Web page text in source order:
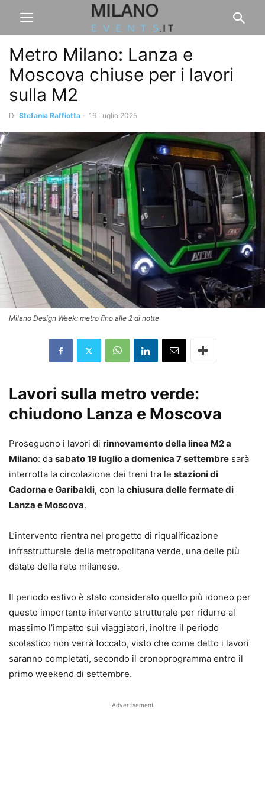
Metro Milano: Lanza e
Moscova chiuse per i lavori
sulla M2
Di Stefania Raffiotta - 16 Luglio 2025
Milano Design Week: metro fino alle 2 di notte
Lavori sulla metro verde:
chiudono Lanza e Moscova
Proseguono i lavori di rinnovamento della linea M2 a
Milano: da sabato 19 luglio a domenica 7 settembre sarà
interrotta la circolazione dei treni tra le stazioni di
Cadorna e Garibaldi, con la chiusura delle fermate di
Lanza e Moscova.
L’intervento rientra nel progetto di riqualificazione
infrastrutturale della metropolitana verde, una delle più
datate della rete milanese.
Il periodo estivo è stato considerato quello più idoneo per
questo importante intervento strutturale per ridurre al
massimo l’impatto sui viaggiatori, inoltre il periodo
scolastico non verrà toccato, visto che come detto i lavori
saranno completati, secondo il cronoprogramma entro il
primo weekend di settembre.
Advertisement